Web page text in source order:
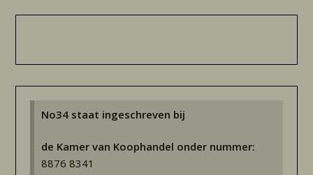
No34 staat ingeschreven bij
de Kamer van Koophandel onder nummer:
8876 8341